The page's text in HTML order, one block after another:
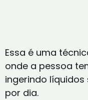
Essa é uma
onde a pessoa
ingerindo líquidos
por dia.